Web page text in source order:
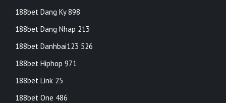
188bet Dang Ky 898
188bet Dang Nhap 213
188bet Danhbai123 526
188bet Hiphop 971
188bet Link 25
188bet One 486